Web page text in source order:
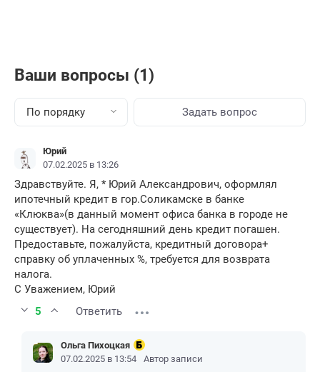
Ваши вопросы (1)
По порядку Задать вопрос
Юрий
07.02.2025 в 13:26
Здравствуйте. Я, * Юрий Александрович, оформлял
ипотечный кредит в гор.Соликамске в банке
«Клюква»(в данный момент офиса банка в городе не
существует). На сегодняшний день кредит погашен.
Предоставьте, пожалуйста, кредитный договора+
справку об уплаченных %, требуется для возврата
налога.
С Уважением, Юрий
5
Ответить
Ольга Пихоцкая
07.02.2025 в 13:54
Автор записи